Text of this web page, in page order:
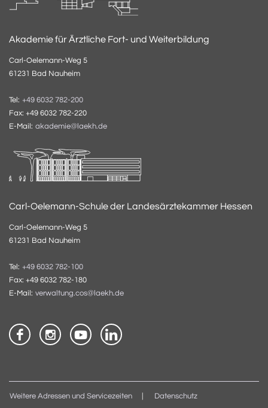
Akademie für Ärztliche Fort- und Weiterbildung
Carl-Oelemann-Weg 5
61231 Bad Nauheim
Tel: +49 6032 782-200
Fax: +49 6032 782-220
E-Mail: akademie@laekh.de
Carl-Oelemann-Schule der Landesärztekammer Hessen
Carl-Oelemann-Weg 5
61231 Bad Nauheim
Tel: +49 6032 782-100
Fax: +49 6032 782-180
E-Mail: verwaltung.cos@laekh.de
Weitere Adressen und Servicezeiten Datenschutz